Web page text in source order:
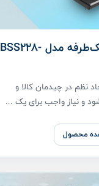
قفسه فروشگاهی یک‌طرفه مدل BSS228-
نظم در چیدمان کالا و
و نیاز واجب برای یک ...
محصول